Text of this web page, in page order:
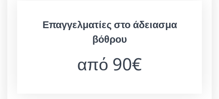
Επαγγελματίες στο άδειασμα
βόθρου
από 90€